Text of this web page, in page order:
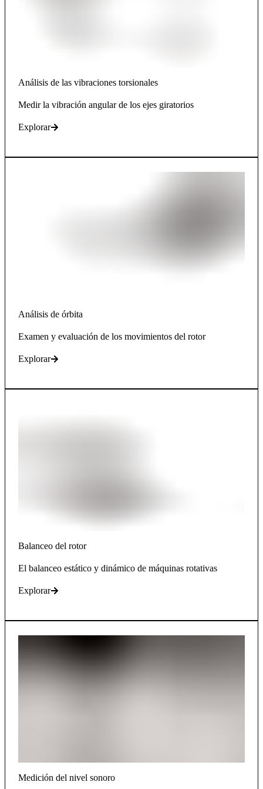
Análisis de las vibraciones torsionales
Medir la vibración angular de los ejes giratorios
Explorar
Análisis de órbita
Examen y evaluación de los movimientos del rotor
Explorar
Balanceo del rotor
El balanceo estático y dinámico de máquinas rotativas
Explorar
Medición del nivel sonoro